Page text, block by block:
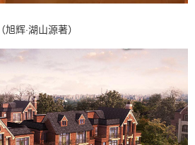
（旭辉·湖山源著）